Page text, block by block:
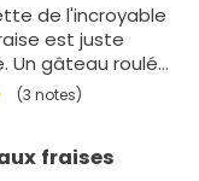
de l'incroyable
est juste
Un gâteau roulé
de
cr&…
(3 notes)
fraises